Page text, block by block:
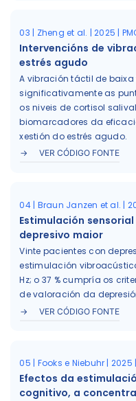
03 | Zheng et al. | 2025 |
Intervencións de
estrés agudo
A vibración táctil de
significativamente as
os niveis de cortisol
biomarcadores da
xestión do estrés agudo.
VER CÓDIGO FONTE
04 | Braun Janzen et al. |
Estimulación
depresivo maior
Vinte pacientes con
estimulación
Hz; o 37 % cumpría os
de valoración da
VER CÓDIGO FONTE
05 | Fooks e Niebuhr |
Efectos da
cognitivo, a